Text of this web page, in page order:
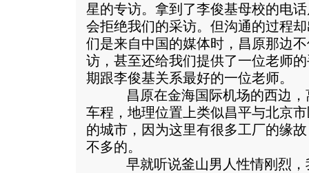
星的专访。拿到了李俊基母校的电
会拒绝我们的采访。但沟通的过程
们是来自中国的媒体时，昌原那边
访，甚至还给我们提供了一位老师
期跟李俊基关系最好的一位老师。
昌原在金海国际机场的西边，
车程，地理位置上类似昌平与北京
的城市，因为这里有很多工厂的缘
不多的。
早就听说釜山男人性情刚烈，